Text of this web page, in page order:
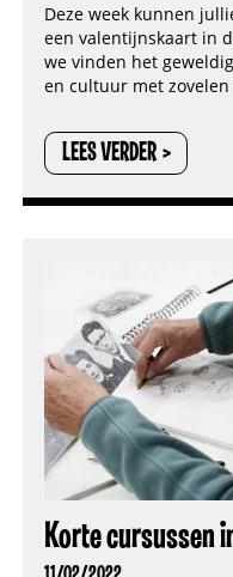
Deze week kunnen
een valentijnskaart in
we vinden het
en cultuur met
LEES VERDER
Korte cursussen